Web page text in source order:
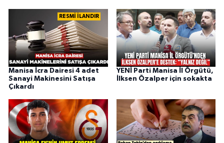
RESMİ İLANDIR
Manisa İcra Dairesi 4 adet
Sanayi Makinesini Satışa
Çıkardı
YENİ Parti Manisa İl Örgütü,
İlksen Özalper için sokakta